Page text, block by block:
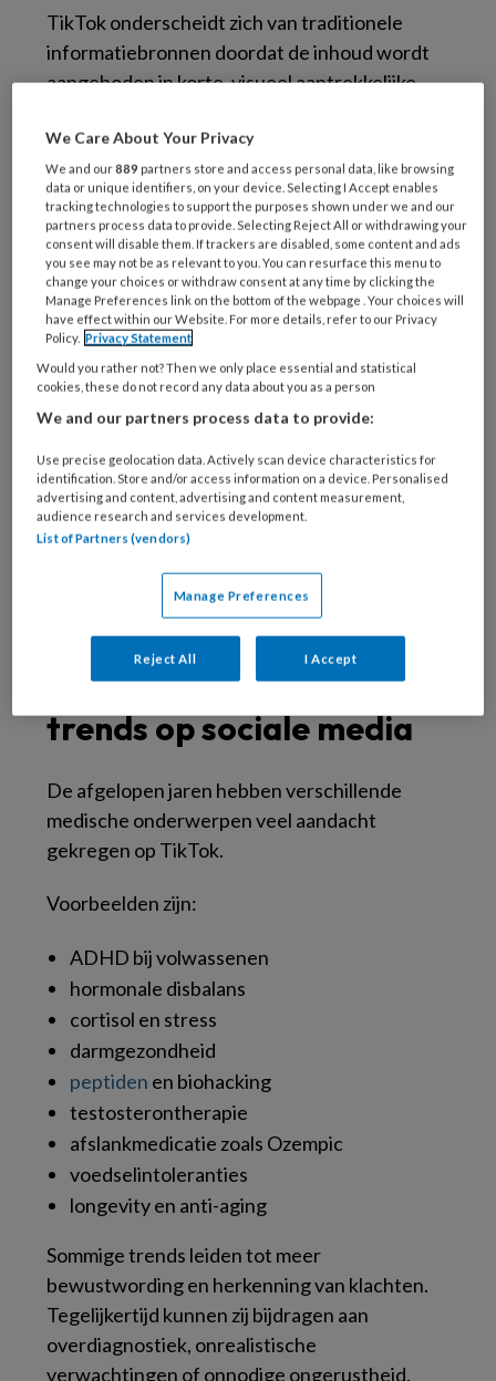
TikTok onderscheidt zich van traditionele
informatiebronnen doordat de inhoud wordt
aangeboden in korte, visueel aantrekkelijke
worden vaak teruggebracht tot eenvoudige
boodschappen die gemakkelijk te begrijpen en
te delen zijn.
Het algoritme versterkt dit effect. Gebruikers
krijgen voortdurend vergelijkbare video’s
voorgeschoteld, waardoor een bepaald
gezondheidsidee snel geloofwaardig kan gaan
lijken. Hierdoor ontstaat soms de indruk dat
daar wetenschappelijk weinig bewijs voor
bestaat.
Vooral onderwerpen die emoties oproepen of
herkenbare klachten beschrijven, verspreiden
Populaire medische
trends op sociale media
De afgelopen jaren hebben verschillende
medische onderwerpen veel aandacht
gekregen op TikTok.
Voorbeelden zijn:
ADHD bij volwassenen
hormonale disbalans
cortisol en stress
darmgezondheid
peptiden en biohacking
testosterontherapie
afslankmedicatie zoals Ozempic
voedselintoleranties
longevity en anti-aging
Sommige trends leiden tot meer
bewustwording en herkenning van klachten.
Tegelijkertijd kunnen zij bijdragen aan
overdiagnostiek, onrealistische
verwachtingen of onnodige ongerustheid.
We Care About Your Privacy
We and our889 partners store and access personal data, like browsing
data or unique identifiers, on your device. Selecting I Accept enables
tracking technologies to support the purposes shown under we and our
partners process data to provide. Selecting Reject All or withdrawing your
consent will disable them. If trackers are disabled, some content and ads
you see may not be as relevant to you. You can resurface this menu to
change your choices or withdraw consent at any time by clicking the
Manage Preferences link on the bottom of the webpage . Your choices will
have effect within our Website. For more details, refer to our Privacy
Policy. Privacy Statement
Would you rather not? Then we only place essential and statistical
cookies, these do not record any data about you as a person
We and our partners process data to provide:
Use precise geolocation data. Actively scan device characteristics for
identification. Store and/or access information on a device. Personalised
advertising and content, advertising and content measurement,
audience research and services development.
List of Partners (vendors)
Manage Preferences
Reject All I Accept